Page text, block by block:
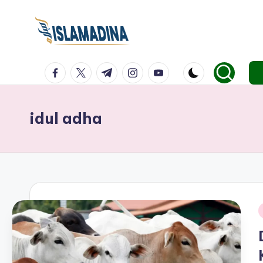
facebook.com
twitter.com
t.me instagram.com
youtube.com
idul adha